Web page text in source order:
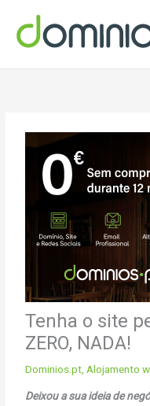
content
Tenha o site
ZERO, NADA!
Dominios.pt Alojamento
Deixou a sua ideia de